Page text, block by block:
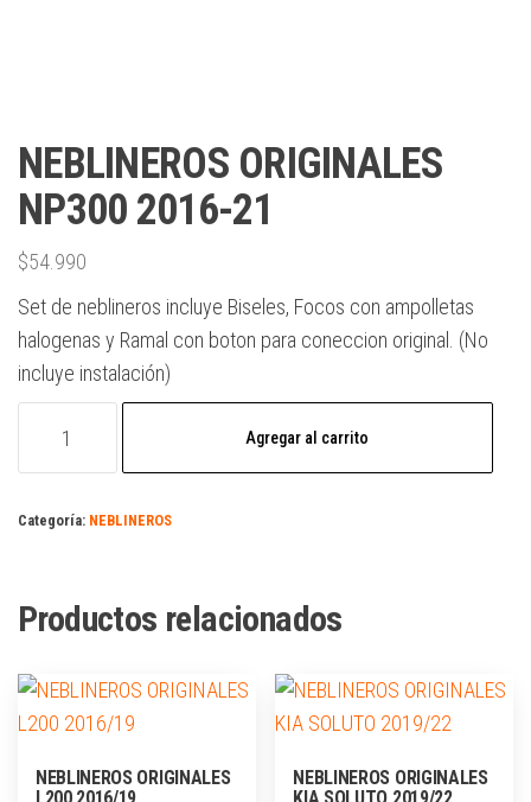
NEBLINEROS ORIGINALES
NP300 2016-21
$54.990
Set de neblineros incluye Biseles, Focos con ampolletas
halogenas y Ramal con boton para coneccion original. (No
incluye instalación)
Agregar al carrito
Categoría: NEBLINEROS
Productos relacionados
NEBLINEROS ORIGINALES
NEBLINEROS ORIGINALES